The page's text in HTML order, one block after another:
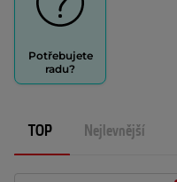
Potřebujete
radu?
TOP Nejlevnější